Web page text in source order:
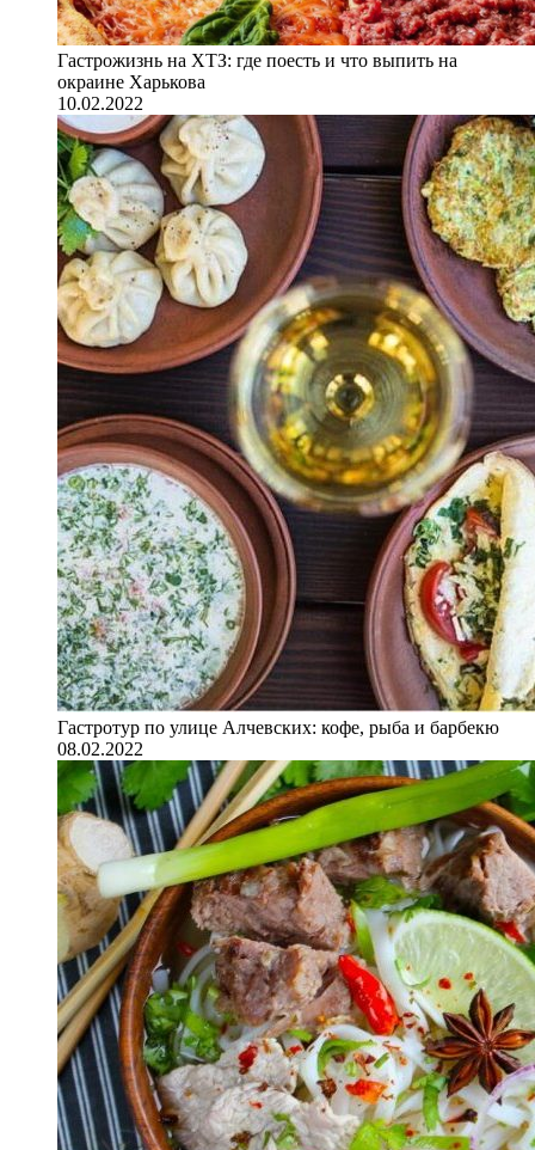
Гастрожизнь на ХТЗ: где поесть и что выпить на
окраине Харькова
10.02.2022
Гастротур по улице Алчевских: кофе, рыба и барбекю
08.02.2022